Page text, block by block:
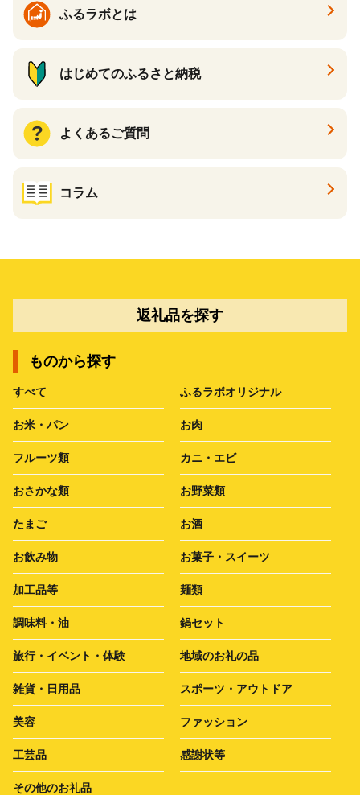
ふるラボとは
はじめてのふるさと納税
よくあるご質問
コラム
返礼品を探す
ものから探す
すべて ふるラボオリジナル
お米・パン お肉
フルーツ類 カニ・エビ
おさかな類 お野菜類
たまご お酒
お飲み物 お菓子・スイーツ
加工品等 麺類
調味料・油 鍋セット
旅行・イベント・体験 地域のお礼の品
雑貨・日用品 スポーツ・アウトドア
美容 ファッション
工芸品 感謝状等
その他のお礼品